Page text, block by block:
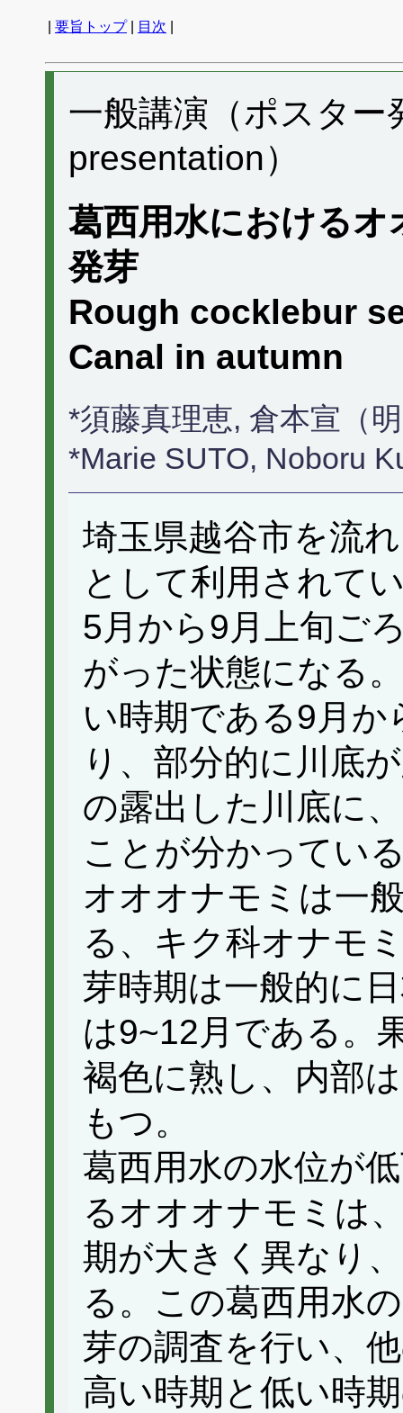
要旨トップ| 目次
一般講演（ポスタ
presentation）
葛西用水における
発芽
Rough cocklebur
Canal in autumn
*須藤真理恵, 倉本宣（
*Marie SUTO, Noboru
埼玉県越谷市を流
として利用されて
5月から9月上旬ご
がった状態になる
い時期である9月か
り、部分的に川底
の露出した川底に
ことが分かってい
オオオナモミは一
る、キク科オナモ
芽時期は一般的に
は9~12月である。
褐色に熟し、内部
もつ。
葛西用水の水位が
るオオオナモミは
期が大きく異なり
る。この葛西用水
芽の調査を行い、
高い時期と低い時